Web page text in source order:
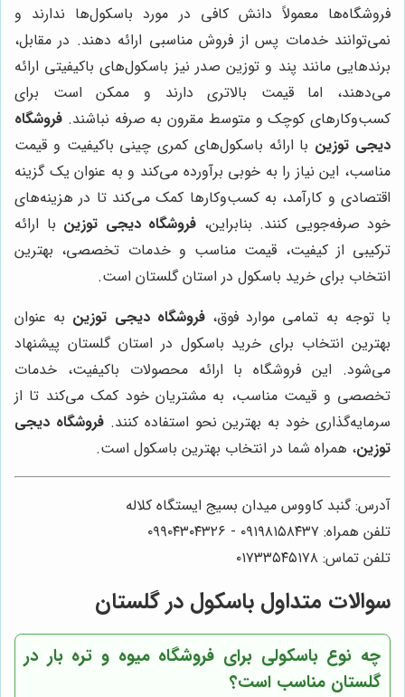
فروشگاه‌ها معمولاً دانش کافی در مورد باسکول‌ها ندارند و
نمی‌توانند خدمات پس از فروش مناسبی ارائه دهند. در مقابل،
برندهایی مانند پند و توزین صدر نیز باسکول‌های باکیفیتی ارائه
می‌دهند، اما قیمت بالاتری دارند و ممکن است برای
کسب‌وکارهای کوچک و متوسط مقرون به صرفه نباشند. فروشگاه
دیجی توزین با ارائه باسکول‌های کمری چینی باکیفیت و قیمت
مناسب، این نیاز را به خوبی برآورده می‌کند و به عنوان یک گزینه
اقتصادی و کارآمد، به کسب‌وکارها کمک می‌کند تا در هزینه‌های
خود صرفه‌جویی کنند. بنابراین، فروشگاه دیجی توزین با ارائه
ترکیبی از کیفیت، قیمت مناسب و خدمات تخصصی، بهترین
انتخاب برای خرید باسکول در استان گلستان است.
با توجه به تمامی موارد فوق،فروشگاه دیجی توزین به عنوان
بهترین انتخاب برای خرید باسکول در استان گلستان پیشنهاد
می‌شود. این فروشگاه با ارائه محصولات باکیفیت، خدمات
تخصصی و قیمت مناسب، به مشتریان خود کمک می‌کند تا از
سرمایه‌گذاری خود به بهترین نحو استفاده کنند.فروشگاه دیجی
توزین، همراه شما در انتخاب بهترین باسکول است.
آدرس: گنبد کاووس میدان بسیج ایستگاه کلاله
تلفن همراه: ۰۹۱۹۸۱۵۸۴۳۷ - ۰۹۹۰۴۳۰۴۳۲۶
تلفن تماس: ۰۱۷۳۳۵۴۵۱۷۸
سوالات متداول باسکول در گلستان
چه نوع باسکولی برای فروشگاه میوه و تره بار در
گلستان مناسب است؟